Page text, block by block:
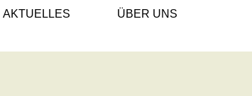
AKTUELLES ÜBER UNS